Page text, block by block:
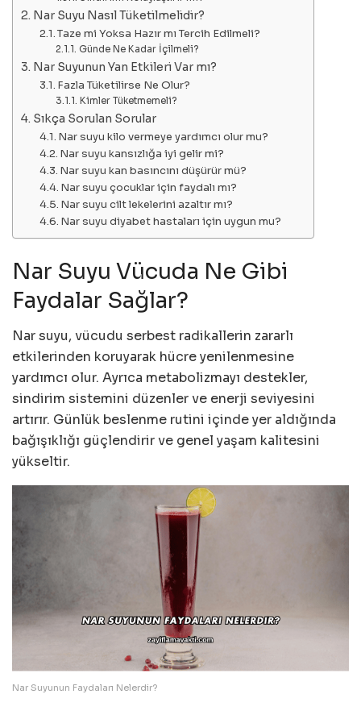
Nar Suyu Nasıl Tüketilmelidir?
Taze mi Yoksa Hazır mı Tercih Edilmeli?
Günde Ne Kadar İçilmeli?
Nar Suyunun Yan Etkileri Var mı?
Fazla Tüketilirse Ne Olur?
Kimler Tüketmemeli?
Sıkça Sorulan Sorular
Nar suyu kilo vermeye yardımcı olur mu?
Nar suyu kansızlığa iyi gelir mi?
Nar suyu kan basıncını düşürür mü?
Nar suyu çocuklar için faydalı mı?
Nar suyu cilt lekelerini azaltır mı?
Nar suyu diyabet hastaları için uygun mu?
Nar Suyu Vücuda Ne Gibi
Faydalar Sağlar?
Nar suyu, vücudu serbest radikallerin zararlı
etkilerinden koruyarak hücre yenilenmesine
yardımcı olur. Ayrıca metabolizmayı destekler,
sindirim sistemini düzenler ve enerji seviyesini
artırır. Günlük beslenme rutini içinde yer aldığında
bağışıklığı güçlendirir ve genel yaşam kalitesini
yükseltir.
Nar Suyunun Faydaları Nelerdir?